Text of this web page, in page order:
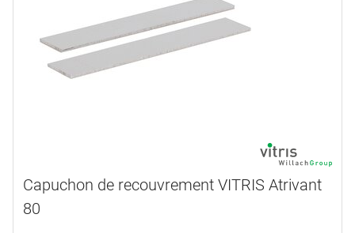
Capuchon de recouvrement VITRIS Atrivant
80